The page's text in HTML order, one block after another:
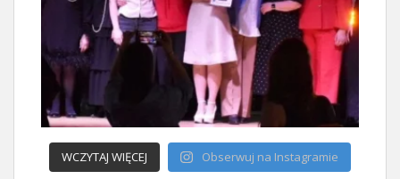
WCZYTAJ WIĘCEJ Obserwuj na Instagramie